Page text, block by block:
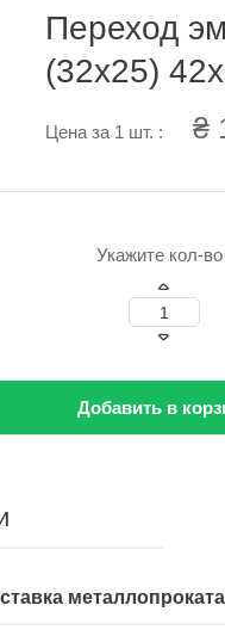
Переход
(32х25)
Цена за 1 шт. : ₴
Укажите кол-во
Добавить в
металлопроката